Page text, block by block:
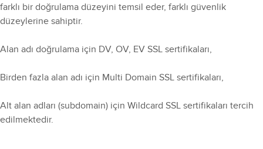
farklı bir doğrulama düzeyini temsil eder, farklı güvenlik
düzeylerine sahiptir.
Alan adı doğrulama için DV, OV, EV SSL sertifikaları,
Birden fazla alan adı için Multi Domain SSL sertifikaları,
Alt alan adları (subdomain) için Wildcard SSL sertifikaları tercih
edilmektedir.